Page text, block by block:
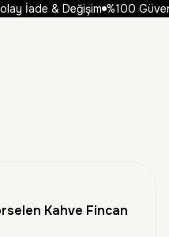
İade & Değişim %100
Kahve Fincan